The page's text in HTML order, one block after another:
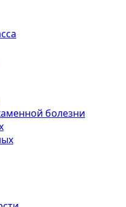
болезни